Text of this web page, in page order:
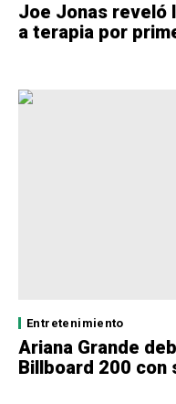
Joe Jonas reveló
a terapia por
Entretenimiento
Ariana Grande
Billboard 200 con